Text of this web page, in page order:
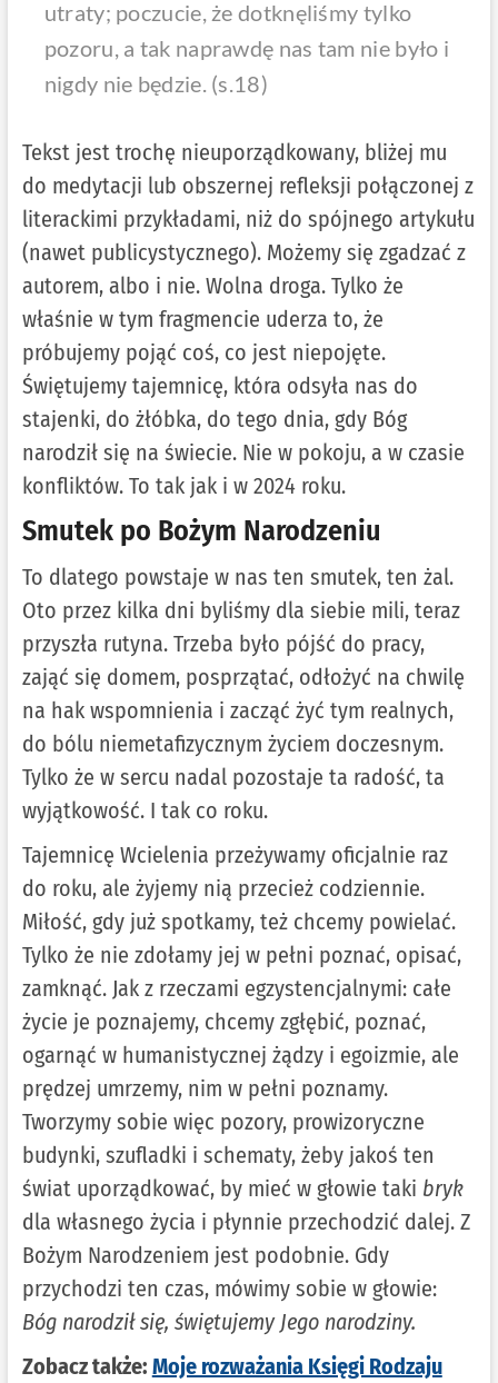
utraty; poczucie, że dotknęliśmy tylko
pozoru, a tak naprawdę nas tam nie było i
nigdy nie będzie . (s.18)
Tekst jest trochę nieuporządkowany, bliżej mu
do medytacji lub obszernej refleksji połączonej z
literackimi przykładami, niż do spójnego artykułu
(nawet publicystycznego). Możemy się zgadzać z
autorem, albo i nie. Wolna droga. Tylko że
właśnie w tym fragmencie uderza to, że
próbujemy pojąć coś, co jest niepojęte.
Świętujemy tajemnicę, która odsyła nas do
stajenki, do żłóbka, do tego dnia, gdy Bóg
narodził się na świecie. Nie w pokoju, a w czasie
konfliktów. To tak jak i w 2024 roku.
Smutek po Bożym Narodzeniu
To dlatego powstaje w nas ten smutek, ten żal.
Oto przez kilka dni byliśmy dla siebie mili, teraz
przyszła rutyna. Trzeba było pójść do pracy,
zająć się domem, posprzątać, odłożyć na chwilę
na hak wspomnienia i zacząć żyć tym realnych,
do bólu niemetafizycznym życiem doczesnym.
Tylko że w sercu nadal pozostaje ta radość, ta
wyjątkowość. I tak co roku.
Tajemnicę Wcielenia przeżywamy oficjalnie raz
do roku, ale żyjemy nią przecież codziennie.
Miłość, gdy już spotkamy, też chcemy powielać.
Tylko że nie zdołamy jej w pełni poznać, opisać,
zamknąć. Jak z rzeczami egzystencjalnymi: całe
życie je poznajemy, chcemy zgłębić, poznać,
ogarnąć w humanistycznej żądzy i egoizmie, ale
prędzej umrzemy, nim w pełni poznamy.
Tworzymy sobie więc pozory, prowizoryczne
budynki, szufladki i schematy, żeby jakoś ten
świat uporządkować, by mieć w głowie taki bryk
dla własnego życia i płynnie przechodzić dalej. Z
Bożym Narodzeniem jest podobnie. Gdy
przychodzi ten czas, mówimy sobie w głowie:
Bóg narodził się, świętujemy Jego narodziny.
Zobacz także: Moje rozważania Księgi Rodzaju